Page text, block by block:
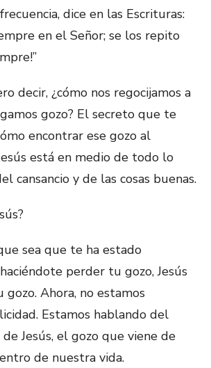
dice en las Escrituras:
en el Señor; se los repito
decir, ¿cómo nos regocijamos a
gozo? El secreto que te
encontrar ese gozo al
está en medio de todo lo
cansancio y de las cosas buenas.
sea que te ha estado
perder tu gozo, Jesús
Ahora, no estamos
Estamos hablando del
Jesús, el gozo que viene de
de nuestra vida.